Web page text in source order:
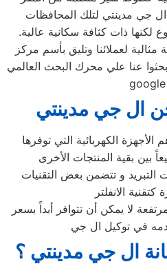
لكنها ذات كثافة سكانية عالية.
لعملائنا وتليق بأسم مركز
عنا علي محرك البحث العالمي
google
ال جي مدينتي‏
الكهربائية التي توفرها
التبريد و تتضمن بعض التقنيات
لا يمكن أن تتوافر أبداً بسعر
في توكيل ال جي
ال جي مدينتي‏ ؟